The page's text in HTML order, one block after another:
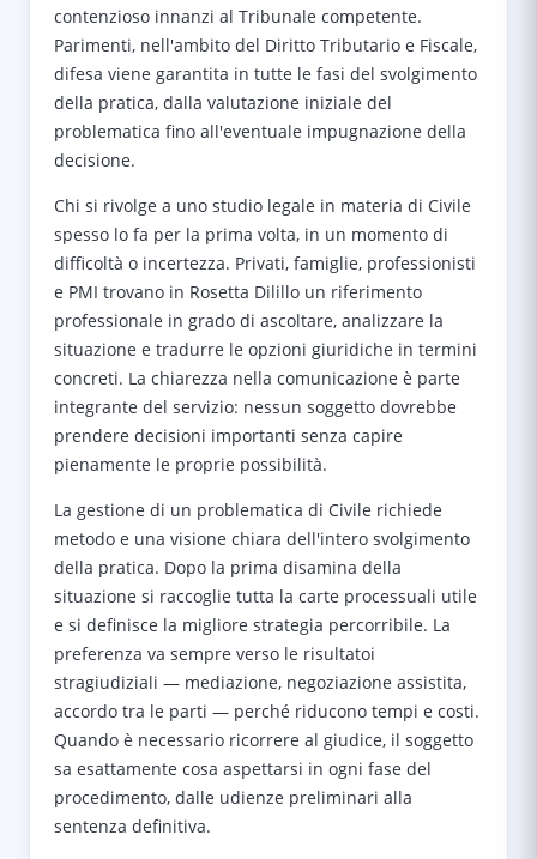
contenzioso innanzi al Tribunale competente.
Parimenti, nell'ambito del Diritto Tributario e Fiscale,
difesa viene garantita in tutte le fasi del svolgimento
della pratica, dalla valutazione iniziale del
problematica fino all'eventuale impugnazione della
decisione.
Chi si rivolge a uno studio legale in materia di Civile
spesso lo fa per la prima volta, in un momento di
difficoltà o incertezza. Privati, famiglie, professionisti
e PMI trovano in Rosetta Dilillo un riferimento
professionale in grado di ascoltare, analizzare la
situazione e tradurre le opzioni giuridiche in termini
concreti. La chiarezza nella comunicazione è parte
integrante del servizio: nessun soggetto dovrebbe
prendere decisioni importanti senza capire
pienamente le proprie possibilità.
La gestione di un problematica di Civile richiede
metodo e una visione chiara dell'intero svolgimento
della pratica. Dopo la prima disamina della
situazione si raccoglie tutta la carte processuali utile
e si definisce la migliore strategia percorribile. La
preferenza va sempre verso le risultatoi
stragiudiziali — mediazione, negoziazione assistita,
accordo tra le parti — perché riducono tempi e costi.
Quando è necessario ricorrere al giudice, il soggetto
sa esattamente cosa aspettarsi in ogni fase del
procedimento, dalle udienze preliminari alla
sentenza definitiva.